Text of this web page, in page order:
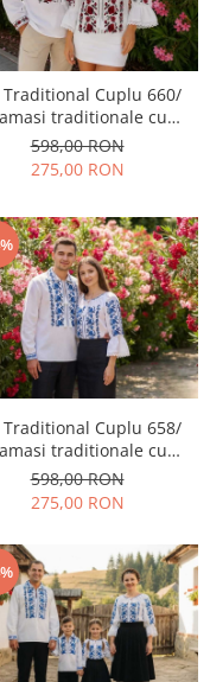
Traditional Cuplu 660/
traditionale cu
broderie
598,00 RON
275,00 RON
Traditional Cuplu 658/
traditionale cu
broderie
598,00 RON
275,00 RON